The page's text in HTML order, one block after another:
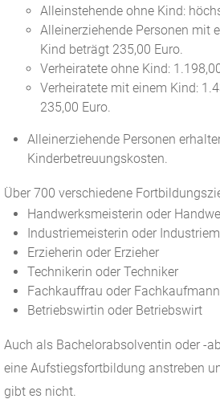
Alleinstehende ohne Kind:
Alleinerziehende Personen mit
Kind beträgt 235,00 Euro.
Verheiratete ohne Kind:
Verheiratete mit einem Kind:
235,00 Euro.
Alleinerziehende Personen
Kinderbetreuungskosten.
Über 700 verschiedene
Handwerksmeisterin oder
Industriemeisterin oder
Erzieherin oder Erzieher
Technikerin oder Techniker
Fachkauffrau oder Fachkaufmann
Betriebswirtin oder Betriebswirt
Auch als Bachelorabsolventin oder -
eine Aufstiegsfortbildung anstreben
gibt es nicht.